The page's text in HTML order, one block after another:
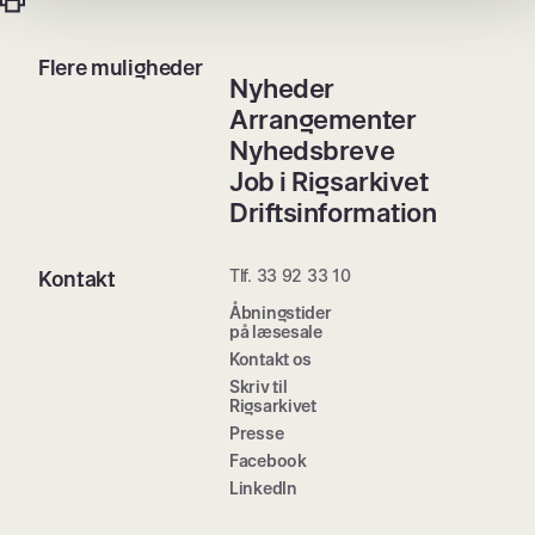
Flere muligheder
Nyheder
Arrangementer
Nyhedsbreve
Job i Rigsarkivet
Driftsinformation
Kontakt
Tlf. 33 92 33 10
Åbningstider
på læsesale
Kontakt os
Skriv til
Rigsarkivet
Presse
Facebook
LinkedIn